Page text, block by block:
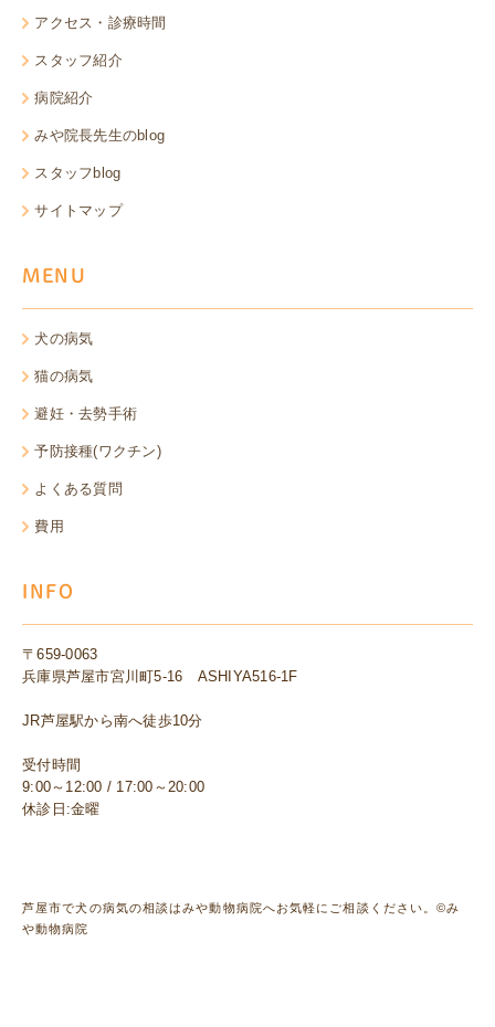
アクセス・診療時間
スタッフ紹介
病院紹介
みや院長先生のblog
スタッフblog
サイトマップ
MENU
犬の病気
猫の病気
避妊・去勢手術
予防接種(ワクチン)
よくある質問
費用
INFO
〒659-0063
兵庫県芦屋市宮川町5-16 ASHIYA516-1F
JR芦屋駅から南へ徒歩10分
受付時間
9:00～12:00 / 17:00～20:00
休診日:金曜
芦屋市で犬の病気の相談はみや動物病院へお気軽にご相談ください。©み
や動物病院